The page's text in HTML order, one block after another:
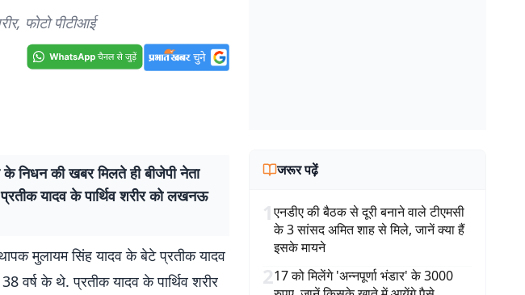
फोटो पीटीआई
की खबर मिलते ही बीजेपी नेता
यादव के पार्थिव शरीर को लखनऊ
मुलायम सिंह यादव के बेटे प्रतीक यादव
वर्ष के थे. प्रतीक यादव के पार्थिव शरीर
जरूर पढ़ें
1एनडीए की बैठक से दूरी बनाने वाले टीएमसी
के 3 सांसद अमित शाह से मिले, जानें क्या हैं
इसके मायने
217 को मिलेंगे 'अन्नपूर्णा भंडार' के 3000